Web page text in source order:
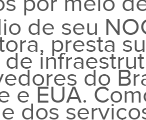
de seu
presta
do
e EUA.
dos